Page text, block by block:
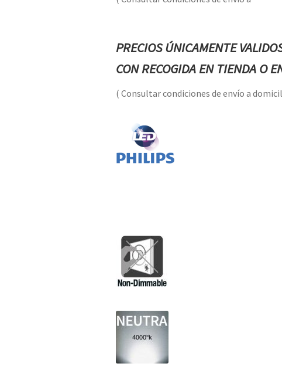
PRECIOS ÚNICAMENTE
CON RECOGIDA EN TIENDA O
( Consultar condiciones de envío a